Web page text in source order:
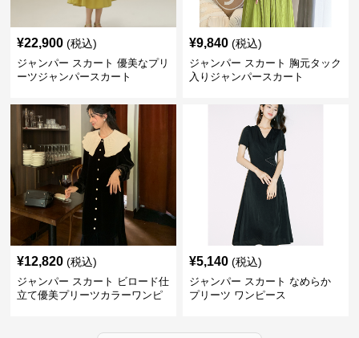
¥22,900 (税込)
ジャンパー スカート 優美なプリ
ーツジャンパースカート
¥9,840 (税込)
ジャンパー スカート 胸元タック
入りジャンパースカート
¥12,820 (税込)
ジャンパー スカート ビロード仕
立て優美プリーツカラーワンピ
¥5,140 (税込)
ジャンパー スカート なめらか
プリーツ ワンピース